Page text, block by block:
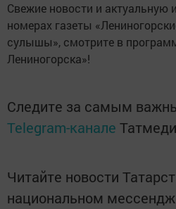
Свежие новости и
номерах газеты
сулышы», смотрите в
Лениногорска»!
Следите за самым
Telegram-канале
Читайте новости
национальном